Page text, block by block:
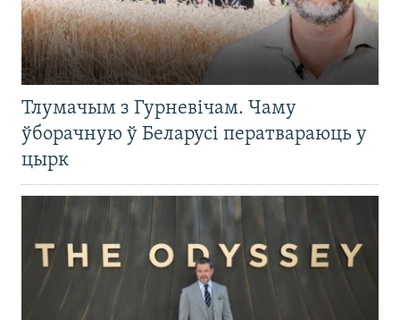
Тлумачым з Гурневічам. Чаму
ўборачную ў Беларусі ператвараюць у
цырк